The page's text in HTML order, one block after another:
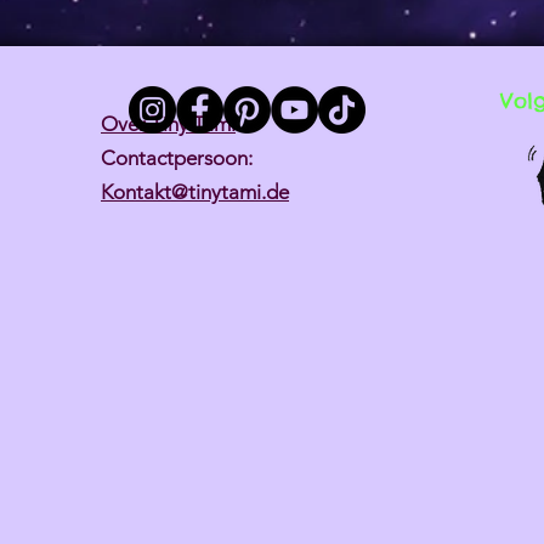
Over Tiny Tami
Contactpersoon:
Kontakt@tinytami.de